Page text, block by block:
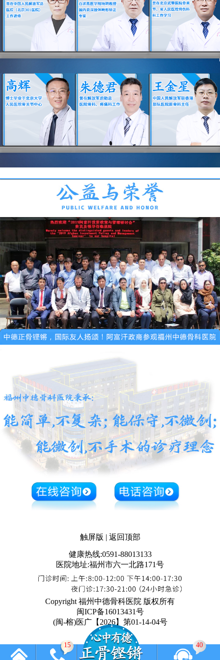
触屏版 | 返回顶部
健康热线:0591-88013133
医院地址:福州市六一北路171号
Copyright 福州中德骨科医院 版权所有
闽ICP备16013431号
(闽-榕)医广【2026】第01-14-04号
15 40